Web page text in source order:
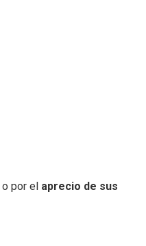
o por el aprecio de sus